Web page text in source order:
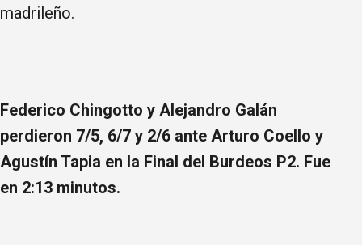
madrileño.
Federico Chingotto y Alejandro Galán
perdieron 7/5, 6/7 y 2/6 ante Arturo Coello y
Agustín Tapia en la Final del Burdeos P2. Fue
en 2:13 minutos.